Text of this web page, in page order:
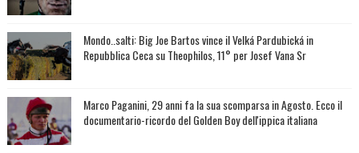
Mondo..salti: Big Joe Bartos vince il Velká Pardubická in
Repubblica Ceca su Theophilos, 11° per Josef Vana Sr
Marco Paganini, 29 anni fa la sua scomparsa in Agosto. Ecco il
documentario-ricordo del Golden Boy dell'ippica italiana